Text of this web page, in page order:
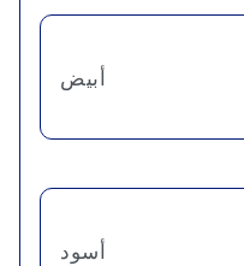
أبيض
أسود